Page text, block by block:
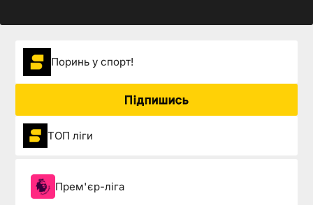
Поринь у спорт!
Підпишись
ТОП ліги
Прем'єр-ліга